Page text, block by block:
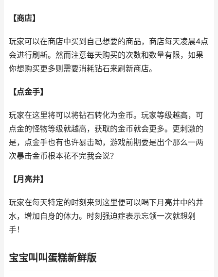
【商店】
玩家可以在商店中买到自己想要的商品，商店每天凌晨4点
会进行刷新。然而注意每天购买的次数和数量有限，如果
你想购买更多则需要消耗钻石来刷新商店。
【点金手】
玩家在这里将可以将钻石转化为金币。玩家等级越高，可
点金的怪物等级就越高，获取的金币就会更多。更刺激的
是，点金手也有也许暴击呦，游戏前期要是出个那么一两
次暴击金币根本花不完我会说？
【月亮井】
玩家在每天特定的时刻来到这里便可以喝下月亮井中的井
水，增加自身的体力。时刻强迫症表示忘领一次就想剁
手！
宝宝叫叫蛋糕新鲜版